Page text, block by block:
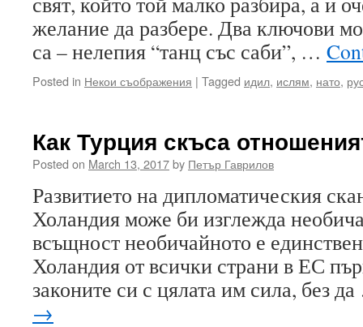
желание да разбере. Два ключови
са – нелепия “танц със саби”, …
Posted in Некои съображения | Tagged идил, ислям, нато,
Как Турция скъса
Posted on March 13, 2017by Петър Гаврилов
Развитието на дипломатическия
Холандия може би изглежда
всъщност необичайното е
Холандия от всички страни в ЕС
законите си с цялата им сила, без
→